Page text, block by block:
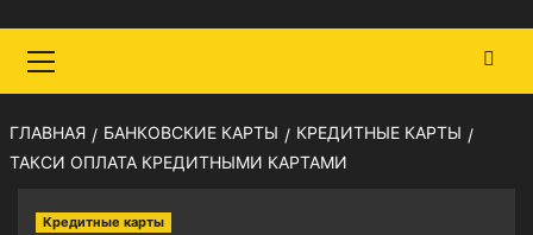
меню
ГЛАВНАЯ БАНКОВСКИЕ КАРТЫ
КРЕДИТНЫЕ КАРТЫ
ТАКСИ ОПЛАТА КРЕДИТНЫМИ КАРТАМИ
Кредитные карты